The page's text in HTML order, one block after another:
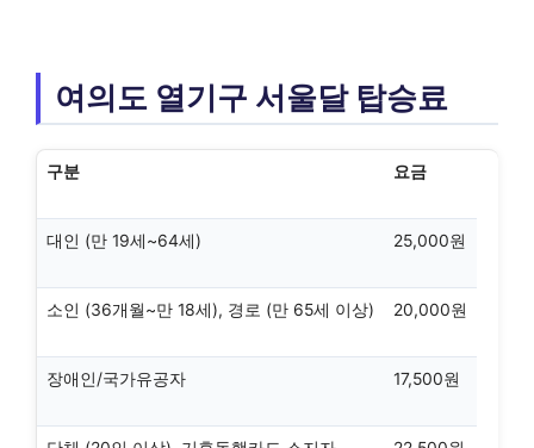
여의도 열기구 서울달 탑승료
구분 요금
대인 (만 19세~64세) 25,000원
소인 (36개월~만 18세), 경로 (만 65세 이상) 20,000원
장애인/국가유공자 17,500원